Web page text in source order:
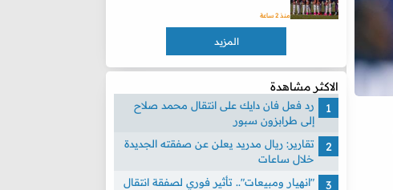
منذ 2 ساعة
المزيد
الاكثر مشاهدة
رد فعل فان دايك على انتقال محمد صلاح
إلى طرابزون سبور
تقارير: ريال مدريد يعلن عن صفقته الجديدة
خلال ساعات
"انهيار ومبيعات".. تأثير فوري لصفقة انتقال